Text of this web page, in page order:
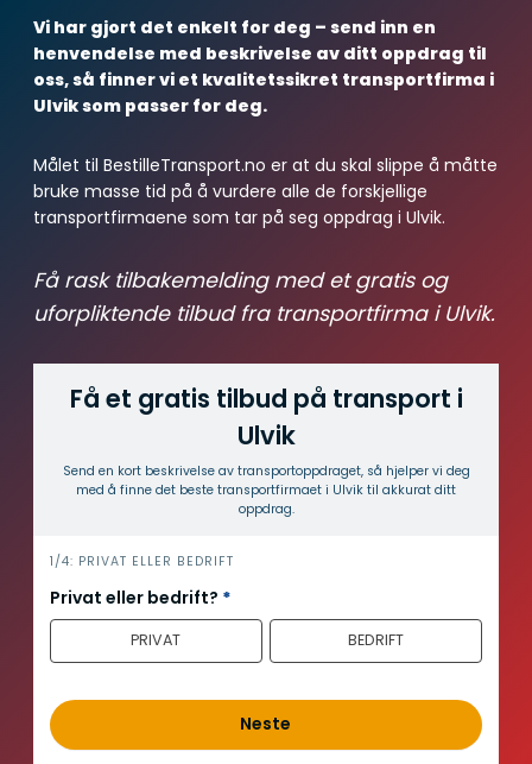
Vi har gjort det enkelt for deg – send inn en
henvendelse med beskrivelse av ditt oppdrag til
oss, så finner vi et kvalitetssikret transportfirma i
Ulvik som passer for deg.
Målet til BestilleTransport.no er at du skal slippe å måtte
bruke masse tid på å vurdere alle de forskjellige
transportfirmaene som tar på seg oppdrag i Ulvik.
Få rask tilbakemelding med et gratis og
uforpliktende tilbud fra transportfirma i Ulvik.
Få et gratis tilbud på transport i
Ulvik
Send en kort beskrivelse av transport­oppdraget, så hjelper vi deg
med å finne det beste transport­firmaet i Ulvik til akkurat ditt
oppdrag.
i
n
n
o
d
1/4: PRIVAT ELLER BEDRIFT
Privat eller bedrift? *
PRIVAT BEDRIFT
Neste